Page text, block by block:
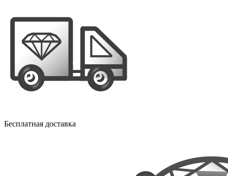
Бесплатная доставка